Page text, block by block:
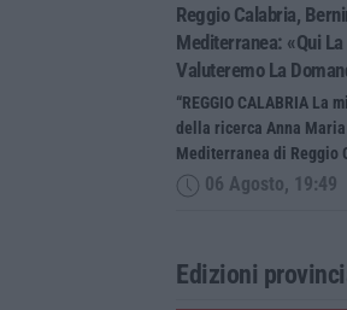
Reggio Calabria,
Mediterranea: «Qui
Valuteremo La
“REGGIO CALABRIA La
della ricerca Anna
Mediterranea di Reggio
06 Agosto, 19:49
Edizioni